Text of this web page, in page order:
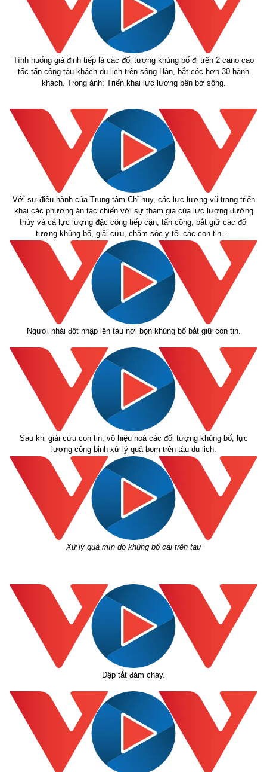
Bất động sản
Khởi nghiệp
Thị trường
Giá vàng
Tiêu dùng
Chứng khoán
Giá cà phê
Tình huống giả định tiếp là các đối tượng khủng bố đi trên 2 cano cao
tốc tấn công tàu khách du lịch trên sông Hàn, bắt cóc hơn 30 hành
khách. Trong ảnh: Triển khai lực lượng bên bờ sông.
Với sự điều hành của Trung tâm Chỉ huy, các lực lượng vũ trang triển
khai các phương án tác chiến với sự tham gia của lực lượng đường
thủy và cả lực lượng đặc công tiếp cận, tấn công, bắt giữ các đối
tượng khủng bố, giải cứu, chăm sóc y tế các con tin…
Người nhái đột nhập lên tàu nơi bọn khủng bố bắt giữ con tin.
Sau khi giải cứu con tin, vô hiệu hoá các đối tượng khủng bố, lực
lượng công binh xử lý quả bom trên tàu du lịch.
Xử lý quả mìn do khủng bố cài trên tàu
Dập tắt đám cháy.